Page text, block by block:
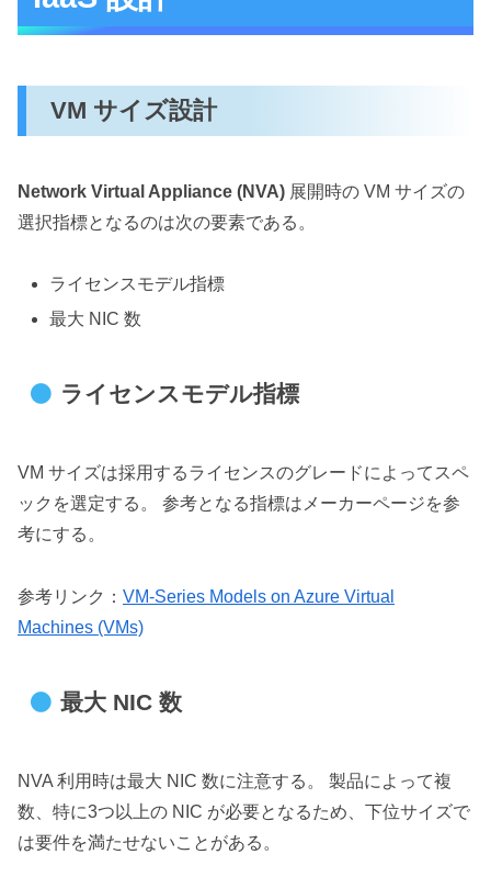
VM サイズ設計
Network Virtual Appliance (NVA) 展開時の VM サイズの
選択指標となるのは次の要素である。
ライセンスモデル指標
最大 NIC 数
ライセンスモデル指標
VM サイズは採用するライセンスのグレードによってスペ
ックを選定する。 参考となる指標はメーカーページを参
考にする。
参考リンク： VM-Series Models on Azure Virtual
Machines (VMs)
最大 NIC 数
NVA 利用時は最大 NIC 数に注意する。 製品によって複
数、特に3つ以上の NIC が必要となるため、下位サイズで
は要件を満たせないことがある。